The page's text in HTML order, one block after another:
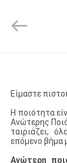
Rights
Είμαστε
Η ποιότητα
Ανώτερης
ταιριάζει,
επόμενο βήμα
Ανώτερη